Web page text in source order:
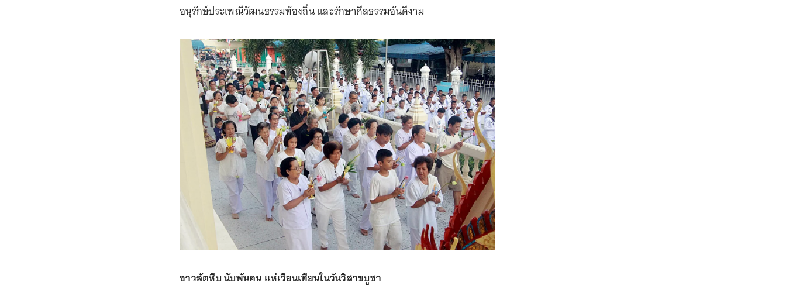
อนุรักษ์ประเพณีวัฒนธรรมท้องถิ่น และรักษาศีลธรรมอันดีงาม
ชาวสัตหีบ นับพันคน แห่เวียนเทียนในวันวิสาขบูชา